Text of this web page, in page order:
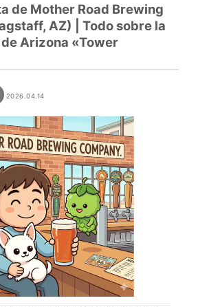
de Mother Road Brewing
AZ) | Todo sobre la
de Arizona «Tower
2026.04.14